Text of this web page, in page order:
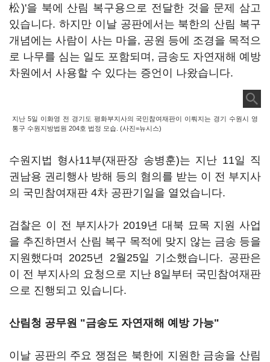
松)'을 북에 산림 복구용으로 전달한 것을 문제 삼고
있습니다. 하지만 이날 공판에서는 북한의 산림 복구
개념에는 사람이 사는 마을, 공원 등에 조경을 목적으
로 나무를 심는 일도 포함되며, 금송도 자연재해 예방
차원에서 사용할 수 있다는 증언이 나왔습니다.
지난 5일 이화영 전 경기도 평화부지사의 국민참여재판이 이뤄지는 경기 수원시 영
통구 수원지방법원 204호 법정 모습. (사진=뉴시스)
수원지법 형사11부(재판장 송병훈)는 지난 11일 직
권남용 권리행사 방해 등의 혐의를 받는 이 전 부지사
의 국민참여재판 4차 공판기일을 열었습니다.
검찰은 이 전 부지사가 2019년 대북 묘목 지원 사업
을 추진하면서 산림 복구 목적에 맞지 않는 금송 등을
지원했다며 2025년 2월25일 기소했습니다. 공판은
이 전 부지사의 요청으로 지난 8일부터 국민참여재판
으로 진행되고 있습니다.
산림청 공무원 "금송도 자연재해 예방 가능"
이날 공판의 주요 쟁점은 북한에 지원한 금송을 산림